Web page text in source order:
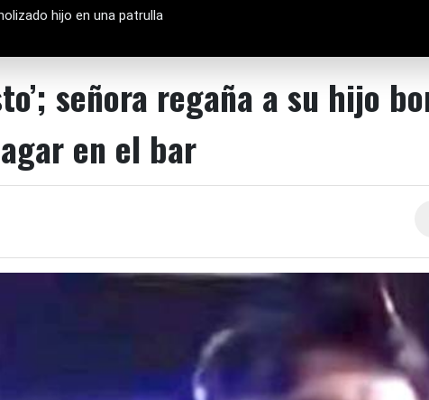
hijo en una patrulla
señora regaña a su hijo
en el bar